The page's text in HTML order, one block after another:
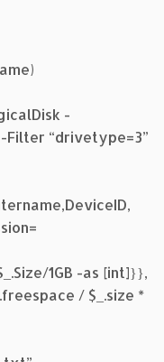
-
Filter “drivetype=3”
1GB -as [int]}},
/ $_.size *